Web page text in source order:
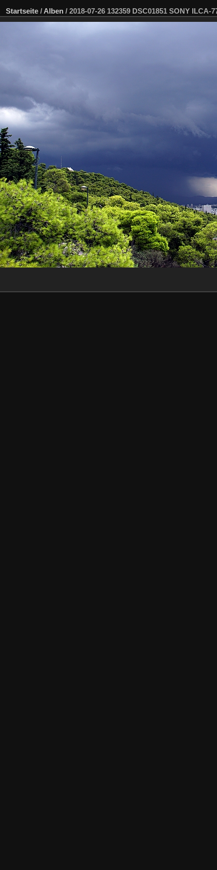
Startseite / Alben / 2018-07-26 132359 DSC01851 SONY ILCA-